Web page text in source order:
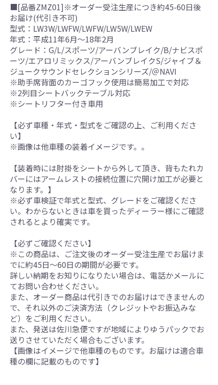
■[品番ZMZ01]※オーダー受注生産につき約45-60日後
お届け(代引き不可)
型式：LW3W/LWFW/LWFW/LW5W/LWEW
年式：平成11年6月～18年2月
グレード：G/L/スポーツ/アーバンブレイク/B/ナビスポ
ーツ/エアロリミックス/アーバンブレイクS/ジャイブ＆
ジュークサウンドセレクションシリーズ/＠NAVI
※助手席背面のカーゴフック使用は簡易加工で対応
※2列目シートバックテーブル対応
※シートリフター付き車用
【必ず車種・年式・型式をご確認の上、ご利用くださ
い】
※画像は他車種の装着イメージです。。
【装着時には肘掛をシートから外して頂き、背もたれカ
バーにはアームレストの接続位置に穴開け加工が必要と
なります。】
※必ず車検証で年式と型式、グレードをご確認くださ
い。わからないときは車を買ったディーラー様にご確認
されるとより確実です。
【必ずご確認ください】
※この商品は、ご注文後のオーダー受注生産でお届けま
でに約45日～60日の期間が必要です。
詳しい納期をお知りになりたい場合は、電話かメールに
てお問い合わせください。
また、オーダー商品は代引きでのお届けはできませんの
で、それ以外のご決済方法（クレジットやお振込みな
ど）をご利用ください。
また、発送は佐川急便ですが地域によりゆうパックでお
送りさせていただく場合もございます。
【画像はイメージで他車種のものです。お届けは適合車
種の欄に記載のものです】